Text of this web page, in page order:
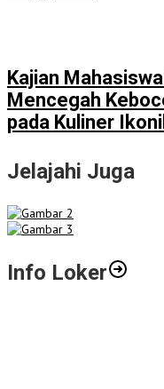
Kajian
Mencegah
pada Kuliner
Jelajahi Juga
Info Loker